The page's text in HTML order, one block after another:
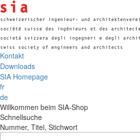
Kontakt
Downloads
SIA Homepage
fr
de
Willkommen beim SIA-Shop
Schnellsuche
Nummer, Titel, Stichwort